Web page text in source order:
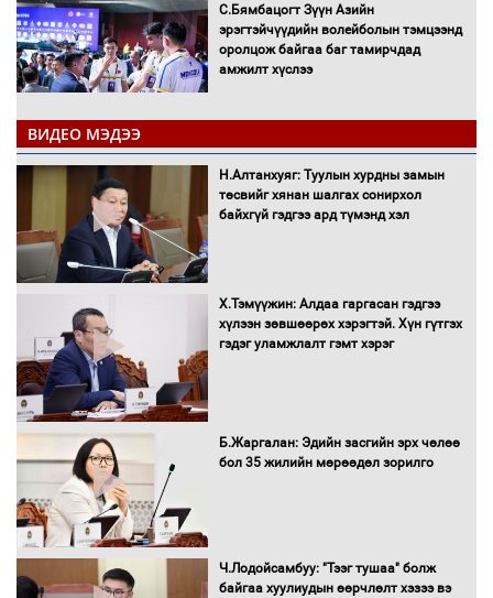
С.Бямбацогт Зүүн Азийн
эрэгтэйчүүдийн волейболын тэмцээнд
оролцож байгаа баг тамирчдад
амжилт хүслээ
Автобензин, дизель түлшний онцгой
албан татварыг тэглэлээ
Санхүүгийн хэмнэлтийн горимд эрүүл
мэндийн салбар хамаарахгүй
Нөөцийн махны худалдаа,
борлуулалтыг нээлттэй ил тод
Монгол Улс “COP17”-д “Тал хээрийн
төлөвлөгөө”-гөө танилцуулна
ВИДЕО МЭДЭЭ
Н.Алтанхуяг: Туулын хурдны замын
төсвийг хянан шалгах сонирхол
байхгүй гэдгээ ард түмэнд хэл
Х.Тэмүүжин: Алдаа гаргасан гэдгээ
хүлээн зөвшөөрөх хэрэгтэй. Хүн гүтгэх
гэдэг уламжлалт гэмт хэрэг
Б.Жаргалан: Эдийн засгийн эрх чөлөө
бол 35 жилийн мөрөөдөл зорилго
Ч.Лодойсамбуу: "Тээг тушаа" болж
байгаа хуулиудын өөрчлөлт хэзээ вэ